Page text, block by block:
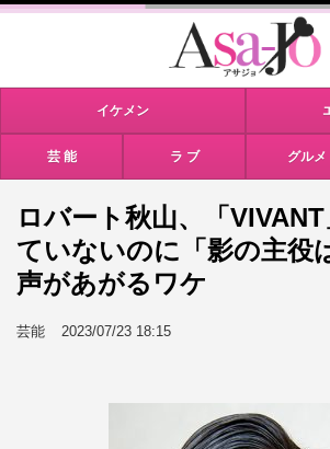
イケメン
芸 能 ラ ブ グルメ
ロバート秋山、「
ていないのに「影の主役
声があがるワケ
芸能 2023/07/23 18:15